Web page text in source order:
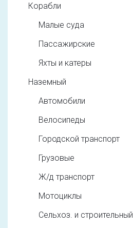
Корабли
Малые суда
Пассажирские
Яхты и катеры
Наземный
Автомобили
Велосипеды
Городской транспорт
Грузовые
Ж/д транспорт
Мотоциклы
Сельхоз. и строительный